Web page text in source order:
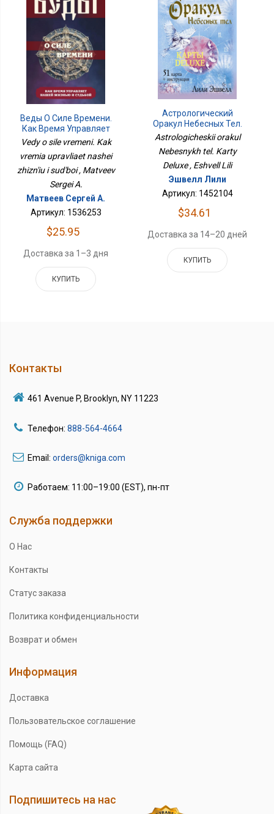
Веды О Силе Времени.
Как Время Управляет
Нашей Жизнью И
Vedy o sile vremeni. Kak
vremia upravliaet nashei
zhizn'iu i sud'boi , Matveev
Sergei A.
Матвеев Сергей А.
Артикул: 1536253
$25.95
Доставка за 1–3 дня
КУПИТЬ
Астрологический
Оракул Небесных Тел.
Карты Deluxe
Astrologicheskii orakul
Nebesnykh tel. Karty
Deluxe , Eshvell Lili
Эшвелл Лили
Артикул: 1452104
$34.61
Доставка за 14–20 дней
КУПИТЬ
Контакты
461 Avenue P, Brooklyn, NY 11223
Телефон: 888-564-4664
Email: orders@kniga.com
Работаем: 11:00–19:00 (EST), пн-пт
Служба поддержки
О Нас
Контакты
Статус заказа
Политика конфиденциальности
Возврат и обмен
Информация
Доставка
Пользовательское соглашение
Помощь (FAQ)
Карта сайта
Подпишитесь на нас